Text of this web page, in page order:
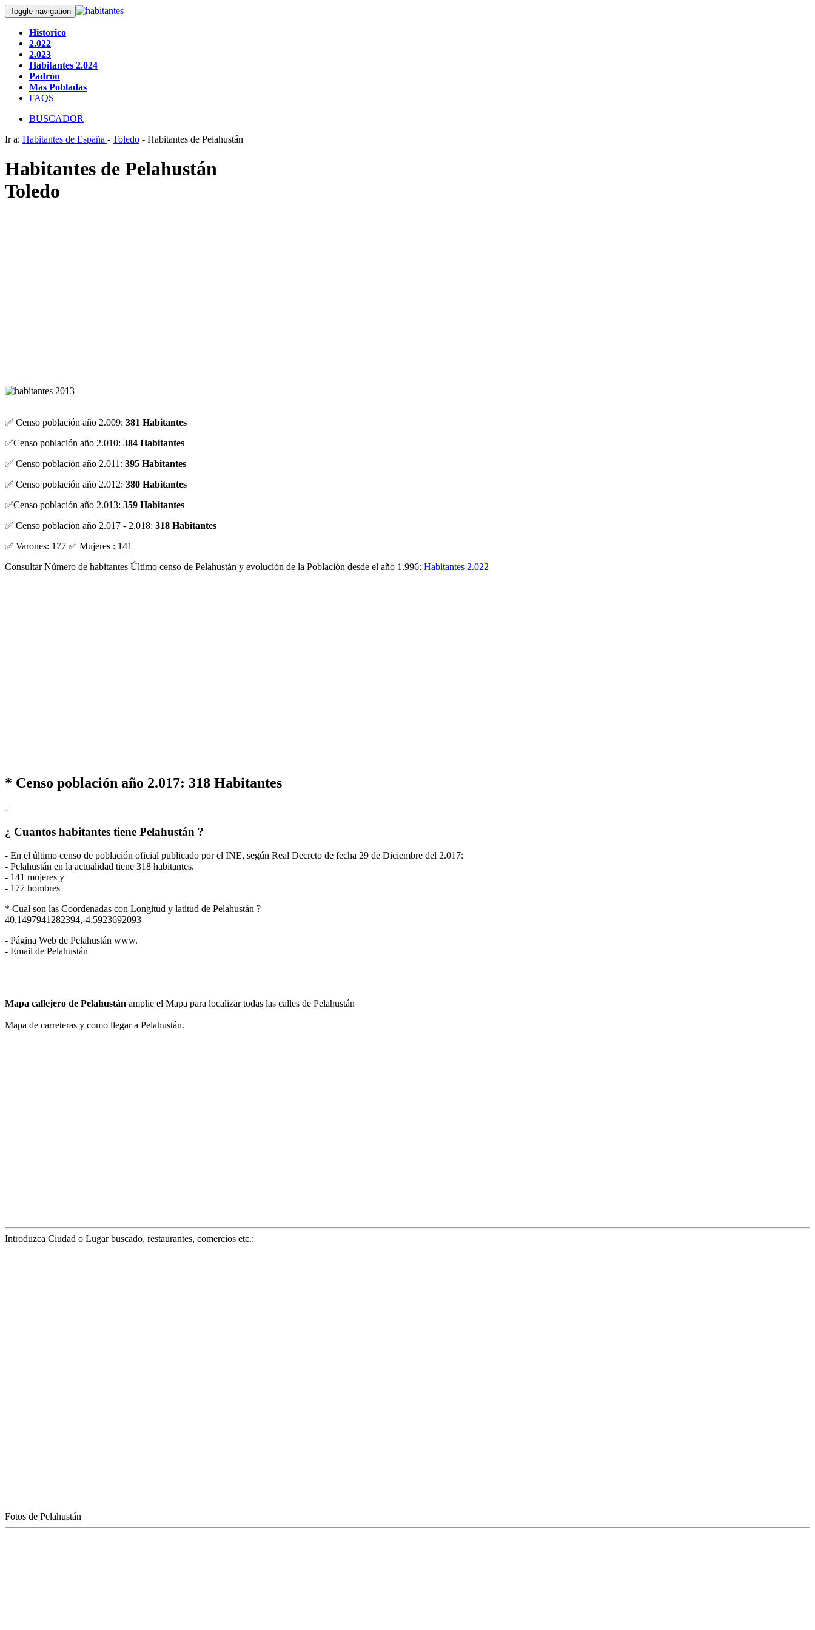
Toggle navigation
Historico
2.022
2.023
Habitantes 2.024
Padrón
Mas Pobladas
FAQS
BUSCADOR
Ir a: Habitantes de España - Toledo - Habitantes de Pelahustán
Habitantes de Pelahustán
Toledo
✅ Censo población año 2.009: 381 Habitantes
✅Censo población año 2.010: 384 Habitantes
✅ Censo población año 2.011: 395 Habitantes
✅ Censo población año 2.012: 380 Habitantes
✅Censo población año 2.013: 359 Habitantes
✅ Censo población año 2.017 - 2.018: 318 Habitantes
✅ Varones: 177 ✅ Mujeres : 141
Consultar Número de habitantes Último censo de Pelahustán y evolución de la Población desde el año 1.996: Habitantes 2.022
* Censo población año 2.017: 318 Habitantes
-
¿ Cuantos habitantes tiene Pelahustán ?
- En el último censo de población oficial publicado por el INE, según Real Decreto de fecha 29 de Diciembre del 2.017:
- Pelahustán en la actualidad tiene 318 habitantes.
- 141 mujeres y
- 177 hombres
* Cual son las Coordenadas con Longitud y latitud de Pelahustán ?
40.1497941282394,-4.5923692093
- Página Web de Pelahustán www.
- Email de Pelahustán
Mapa callejero de Pelahustán amplie el Mapa para localizar todas las calles de Pelahustán
Mapa de carreteras y como llegar a Pelahustán.
Introduzca Ciudad o Lugar buscado, restaurantes, comercios etc.:
Fotos de Pelahustán